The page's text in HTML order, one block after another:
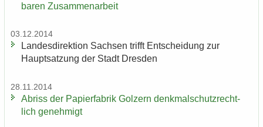
ba­ren Zu­sam­men­ar­beit
03.12.2014
Lan­des­di­rek­ti­on Sach­sen trifft Ent­schei­dung zur
Haupt­sat­zung der Stadt Dres­den
28.11.2014
Ab­riss der Pa­pier­fa­brik Golz­ern denk­mal­schutz­recht­
lich ge­neh­migt